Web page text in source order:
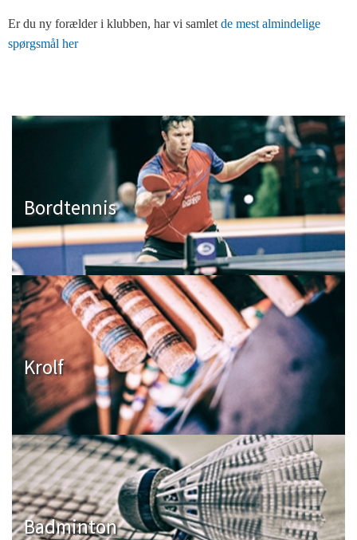
Er du ny forælder i klubben, har vi samlet de mest almindelige
spørgsmål her
Bordtennis
Krolf
Badminton